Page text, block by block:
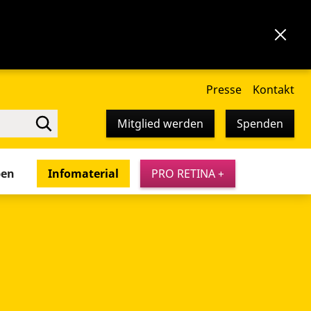
Presse Kontakt
Mitglied werden Spenden
Infomaterial PRO RETINA +